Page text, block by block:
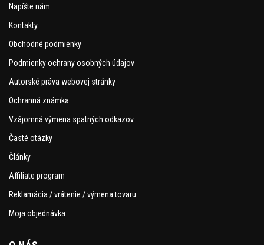
Napíšte nám
Kontakty
Obchodné podmienky
Podmienky ochrany osobných údajov
Autorské práva webovej stránky
Ochranná známka
Vzájomná výmena spätných odkazov
Časté otázky
Články
Affiliate program
Reklamácia / vrátenie / výmena tovaru
Moja objednávka